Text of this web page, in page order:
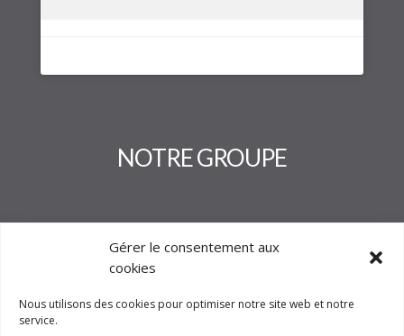
Gérer le consentement aux
cookies
Nous utilisons des cookies pour optimiser notre site web et notre
service.
NOTRE GROUPE